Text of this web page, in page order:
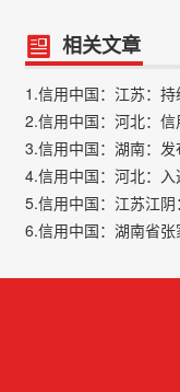
相关文章